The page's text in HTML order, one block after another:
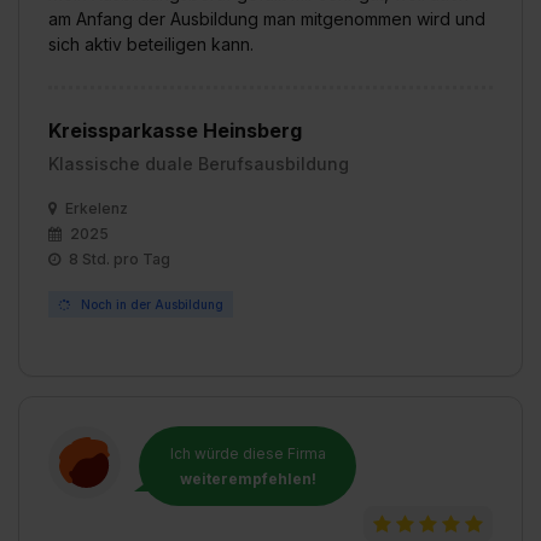
Datenschutzerklärung unter dem Punkt „Datenschutz-
Einstellungen“ widerrufen. Weitere Informationen zu den
Impressum.
am Anfang der Ausbildung man mitgenommen wird und
sich aktiv beteiligen kann.
Kreissparkasse Heinsberg
Klassische duale Berufsausbildung
Erkelenz
2025
8 Std. pro Tag
Noch in der Ausbildung
Ich würde diese Firma
weiterempfehlen!